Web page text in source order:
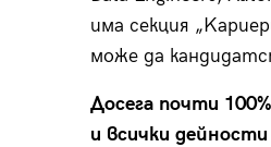
има секция
може да
Досега почти
и всички